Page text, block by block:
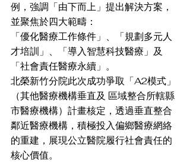
例，強調「由下而上」提出解決方案，
並聚焦於四大範疇：
「優化醫療工作條件」、「規劃多元人
才培訓」、「導入智慧科技醫療」及
「社會責任醫療永續」。
北榮新竹分院此次成功爭取「A2模式」
（其他醫療機構垂直及 區域整合所轄縣
市醫療機構）計畫核定，透過垂直整合
鄰近醫療機構，積極投入偏鄉醫療網絡
的重建，展現公立醫院履行社會責任的
核心價值。